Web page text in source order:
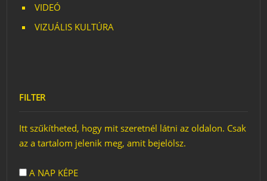
VIDEÓ
VIZUÁLIS KULTÚRA
FILTER
Itt szűkítheted, hogy mit szeretnél látni az oldalon. Csak
az a tartalom jelenik meg, amit bejelölsz.
A NAP KÉPE